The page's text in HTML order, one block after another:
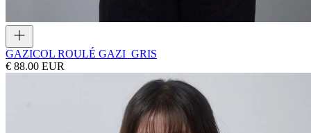
GAZICOL ROULÉ GAZI_GRIS
€ 88.00 EUR